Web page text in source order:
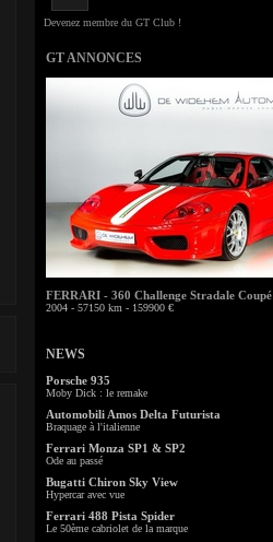
GT ANNONCES
FERRARI - 360 Challenge Stradale Coupé
2004 - 57150 km - 159900 €
NEWS
Porsche 935
Moby Dick : le remake
Automobili Amos Delta Futurista
Braquage à l'italienne
Ferrari Monza SP1 & SP2
Ode au passé
Bugatti Chiron Sky View
Hypercar avec vue
Ferrari 488 Pista Spider
Le 50ème cabriolet de la marque